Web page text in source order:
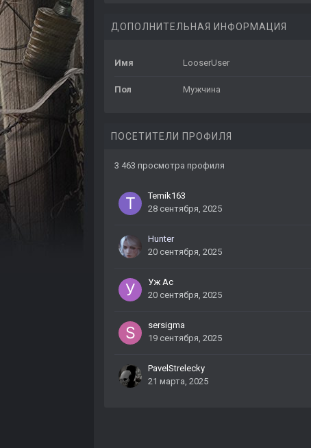
ДОПОЛНИТЕЛЬНАЯ ИНФОРМАЦИЯ
Имя LooserUser
Пол Мужчина
ПОСЕТИТЕЛИ ПРОФИЛЯ
3 463 просмотра профиля
Temik163
28 сентября, 2025
Hunter
20 сентября, 2025
Уж Ас
20 сентября, 2025
sersigma
19 сентября, 2025
PavelStrelecky
21 марта, 2025